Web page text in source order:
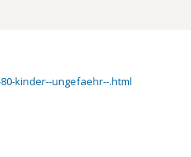
kinder--ungefaehr--.html